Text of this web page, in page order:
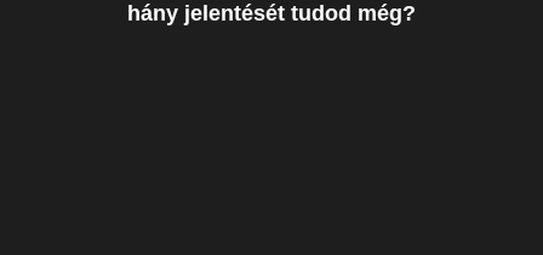
hány jelentését tudod még?